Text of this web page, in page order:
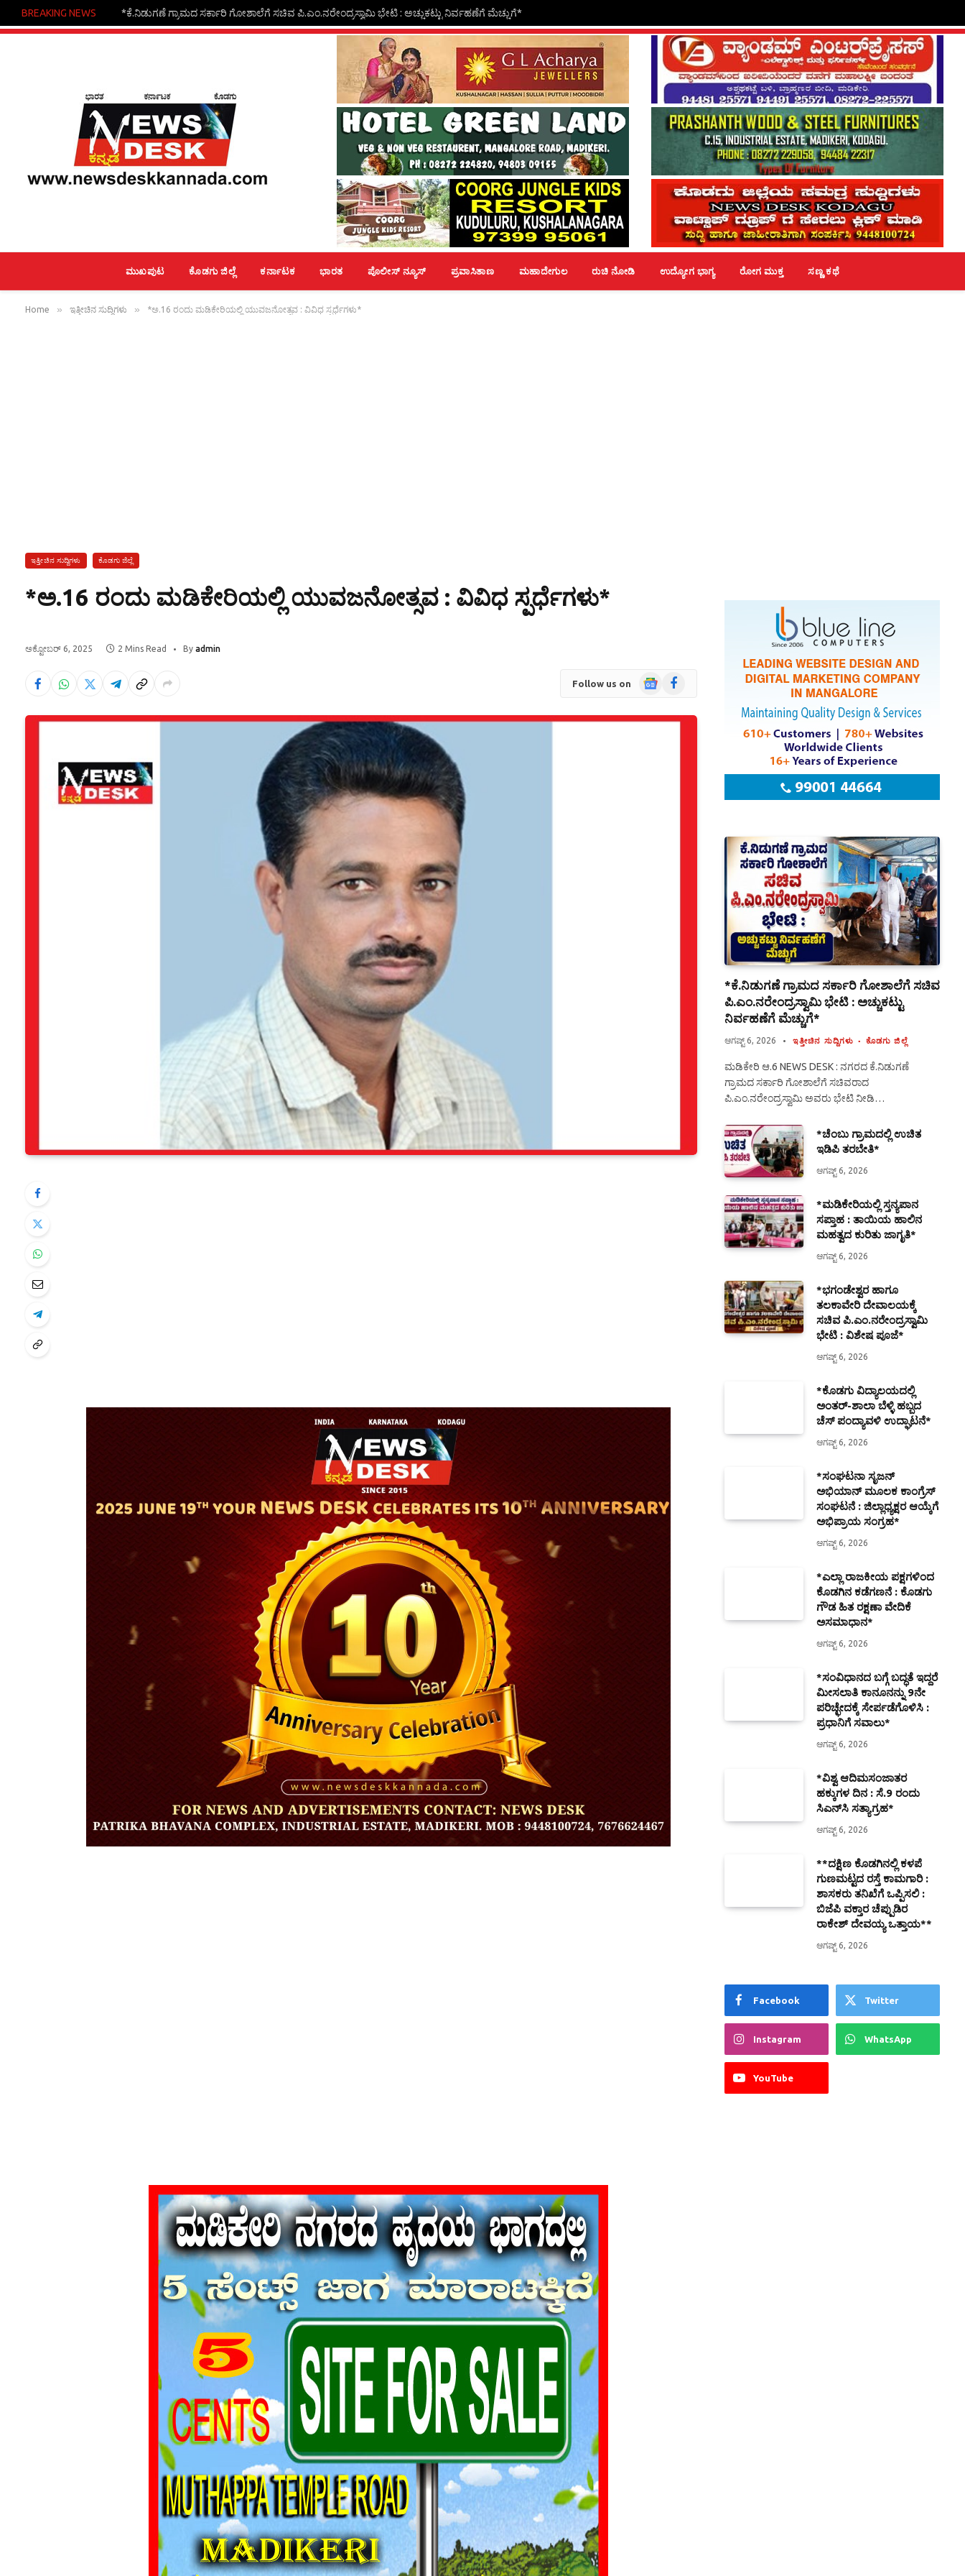
BREAKING NEWS *ಕೆ.ನಿಡುಗಣೆ ಗ್ರಾಮದ ಸರ್ಕಾರಿ ಗೋಶಾಲೆಗೆ ಸಚಿವ ಪಿ.ಎಂ.ನರೇಂದ್ರಸ್ವಾಮಿ ಭೇಟಿ : ಅಚ್ಚುಕಟ್ಟು ನಿರ್ವಹಣೆಗೆ ಮೆಚ್ಚುಗೆ*
ಮುಖಪುಟ ಕೊಡಗು ಜಿಲ್ಲೆ ಕರ್ನಾಟಕ ಭಾರತ ಪೊಲೀಸ್ ನ್ಯೂಸ್ ಪ್ರವಾಸಿತಾಣ ಮಹಾದೇಗುಲ ರುಚಿ ನೋಡಿ ಉದ್ಯೋಗ ಭಾಗ್ಯ ರೋಗ ಮುಕ್ತ ಸಣ್ಣ ಕಥೆ
Home » ಇತ್ತೀಚಿನ ಸುದ್ದಿಗಳು » *ಅ.16 ರಂದು ಮಡಿಕೇರಿಯಲ್ಲಿ ಯುವಜನೋತ್ಸವ : ವಿವಿಧ ಸ್ಪರ್ಧೆಗಳು*
ಇತ್ತೀಚಿನ ಸುದ್ದಿಗಳು ಕೊಡಗು ಜಿಲ್ಲೆ
*ಅ.16 ರಂದು ಮಡಿಕೇರಿಯಲ್ಲಿ ಯುವಜನೋತ್ಸವ : ವಿವಿಧ ಸ್ಪರ್ಧೆಗಳು*
ಅಕ್ಟೋಬರ್ 6, 2025 2 Mins Read By admin
Follow us on
GoogleFacebook
*ಕೆ.ನಿಡುಗಣೆ ಗ್ರಾಮದ ಸರ್ಕಾರಿ ಗೋಶಾಲೆಗೆ ಸಚಿವ
ಪಿ.ಎಂ.ನರೇಂದ್ರಸ್ವಾಮಿ ಭೇಟಿ : ಅಚ್ಚುಕಟ್ಟು
ನಿರ್ವಹಣೆಗೆ ಮೆಚ್ಚುಗೆ*
ಆಗಷ್ಟ್ 6, 2026 ಇತ್ತೀಚಿನ ಸುದ್ದಿಗಳು ಕೊಡಗು ಜಿಲ್ಲೆ
ಮಡಿಕೇರಿ ಆ.6 NEWS DESK : ನಗರದ ಕೆ.ನಿಡುಗಣೆ
ಗ್ರಾಮದ ಸರ್ಕಾರಿ ಗೋಶಾಲೆಗೆ ಸಚಿವರಾದ
ಪಿ.ಎಂ.ನರೇಂದ್ರಸ್ವಾಮಿ ಅವರು ಭೇಟಿ ನೀಡಿ…
*ಚೆಂಬು ಗ್ರಾಮದಲ್ಲಿ ಉಚಿತ
ಇಡಿಪಿ ತರಬೇತಿ*
ಆಗಷ್ಟ್ 6, 2026
*ಮಡಿಕೇರಿಯಲ್ಲಿ ಸ್ತನ್ಯಪಾನ
ಸಪ್ತಾಹ : ತಾಯಿಯ ಹಾಲಿನ
ಮಹತ್ವದ ಕುರಿತು ಜಾಗೃತಿ*
ಆಗಷ್ಟ್ 6, 2026
*ಭಗಂಡೇಶ್ವರ ಹಾಗೂ
ತಲಕಾವೇರಿ ದೇವಾಲಯಕ್ಕೆ
ಸಚಿವ ಪಿ.ಎಂ.ನರೇಂದ್ರಸ್ವಾಮಿ
ಭೇಟಿ : ವಿಶೇಷ ಪೂಜೆ*
ಆಗಷ್ಟ್ 6, 2026
*ಕೊಡಗು ವಿದ್ಯಾಲಯದಲ್ಲಿ
ಅಂತರ್-ಶಾಲಾ ಬೆಳ್ಳಿ ಹಬ್ಬದ
ಚೆಸ್ ಪಂದ್ಯಾವಳಿ ಉದ್ಘಾಟನೆ*
ಆಗಷ್ಟ್ 6, 2026
*ಸಂಘಟನಾ ಸೃಜನ್
ಅಭಿಯಾನ್ ಮೂಲಕ ಕಾಂಗ್ರೆಸ್
ಸಂಘಟನೆ : ಜಿಲ್ಲಾಧ್ಯಕ್ಷರ ಆಯ್ಕೆಗೆ
ಅಭಿಪ್ರಾಯ ಸಂಗ್ರಹ*
ಆಗಷ್ಟ್ 6, 2026
*ಎಲ್ಲಾ ರಾಜಕೀಯ ಪಕ್ಷಗಳಿಂದ
ಕೊಡಗಿನ ಕಡೆಗಣನೆ : ಕೊಡಗು
ಗೌಡ ಹಿತ ರಕ್ಷಣಾ ವೇದಿಕೆ
ಅಸಮಾಧಾನ*
ಆಗಷ್ಟ್ 6, 2026
*ಸಂವಿಧಾನದ ಬಗ್ಗೆ ಬದ್ಧತೆ ಇದ್ದರೆ
ಮೀಸಲಾತಿ ಕಾನೂನನ್ನು 9ನೇ
ಪರಿಚ್ಛೇದಕ್ಕೆ ಸೇರ್ಪಡೆಗೊಳಿಸಿ :
ಪ್ರಧಾನಿಗೆ ಸವಾಲು*
ಆಗಷ್ಟ್ 6, 2026
*ವಿಶ್ವ ಆದಿಮಸಂಜಾತರ
ಹಕ್ಕುಗಳ ದಿನ : ಸೆ.9 ರಂದು
ಸಿಎನ್‌ಸಿ ಸತ್ಯಾಗ್ರಹ*
ಆಗಷ್ಟ್ 6, 2026
**ದಕ್ಷಿಣ ಕೊಡಗಿನಲ್ಲಿ ಕಳಪೆ
ಗುಣಮಟ್ಟದ ರಸ್ತೆ ಕಾಮಗಾರಿ :
ಶಾಸಕರು ತನಿಖೆಗೆ ಒಪ್ಪಿಸಲಿ :
ಬಿಜೆಪಿ ವಕ್ತಾರ ಚೆಪ್ಪುಡಿರ
ರಾಕೇಶ್ ದೇವಯ್ಯ ಒತ್ತಾಯ**
ಆಗಷ್ಟ್ 6, 2026
Facebook Twitter
Instagram WhatsApp
YouTube